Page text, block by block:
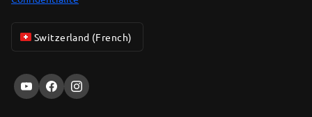
Switzerland (French)